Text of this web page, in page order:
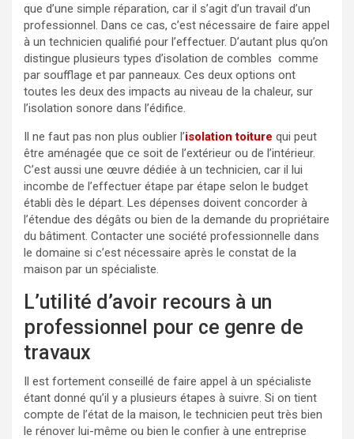
que d’une simple réparation, car il s’agit d’un travail d’un
professionnel. Dans ce cas, c’est nécessaire de faire appel
à un technicien qualifié pour l’effectuer. D’autant plus qu’on
distingue plusieurs types d’isolation de combles comme
par soufflage et par panneaux. Ces deux options ont
toutes les deux des impacts au niveau de la chaleur, sur
l’isolation sonore dans l’édifice.
Il ne faut pas non plus oublier l’isolation toiture qui peut
être aménagée que ce soit de l’extérieur ou de l’intérieur.
C’est aussi une œuvre dédiée à un technicien, car il lui
incombe de l’effectuer étape par étape selon le budget
établi dès le départ. Les dépenses doivent concorder à
l’étendue des dégâts ou bien de la demande du propriétaire
du bâtiment. Contacter une société professionnelle dans
le domaine si c’est nécessaire après le constat de la
maison par un spécialiste.
L’utilité d’avoir recours à un
professionnel pour ce genre de
travaux
Il est fortement conseillé de faire appel à un spécialiste
étant donné qu’il y a plusieurs étapes à suivre. Si on tient
compte de l’état de la maison, le technicien peut très bien
le rénover lui-même ou bien le confier à une entreprise